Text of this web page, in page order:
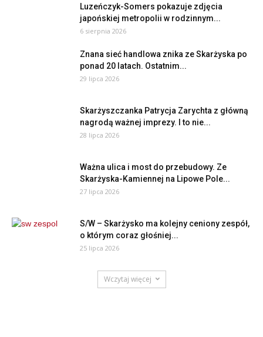
Luzeńczyk-Somers pokazuje zdjęcia
japońskiej metropolii w rodzinnym...
6 sierpnia 2026
Znana sieć handlowa znika ze Skarżyska po
ponad 20 latach. Ostatnim...
29 lipca 2026
Skarżyszczanka Patrycja Zarychta z główną
nagrodą ważnej imprezy. I to nie...
28 lipca 2026
Ważna ulica i most do przebudowy. Ze
Skarżyska-Kamiennej na Lipowe Pole...
27 lipca 2026
S/W – Skarżysko ma kolejny ceniony zespół,
o którym coraz głośniej...
25 lipca 2026
Wczytaj więcej